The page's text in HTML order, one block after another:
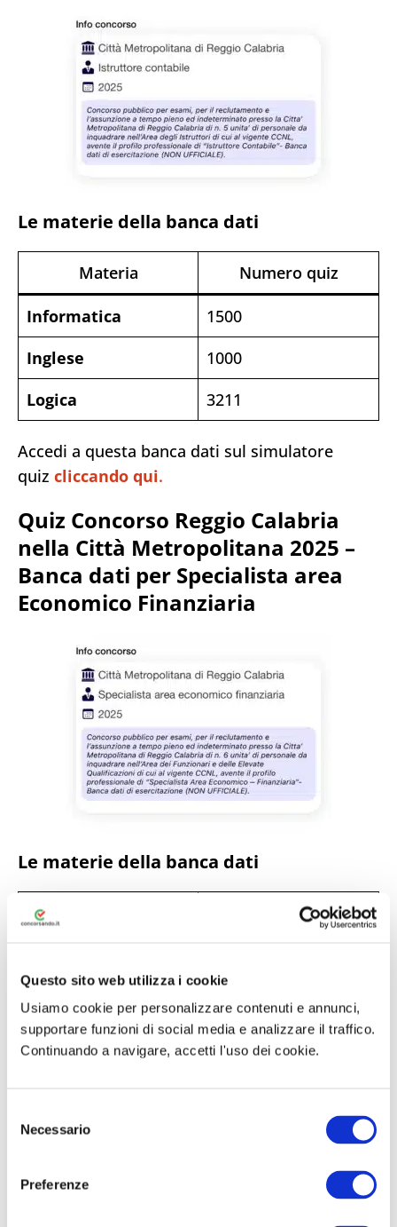
Questo sito web utilizza i cookie
Usiamo cookie per personalizzare contenuti e annunci,
supportare funzioni di social media e analizzare il traffico.
Continuando a navigare, accetti l'uso dei cookie.
Necessario
Preferenze
Le materie della banca dati
Materia Numero quiz
Informatica
1500
Inglese
1000
Logica
3211
Accedi a questa banca dati sul simulatore
quiz cliccando qui.
Quiz Concorso Reggio Calabria
nella Città Metropolitana 2025 –
Banca dati per Specialista area
Economico Finanziaria
Le materie della banca dati
Numero quiz
comportamento dei
dipendenti pubblici
Diritto
3000
particolare
disciplina dei reati